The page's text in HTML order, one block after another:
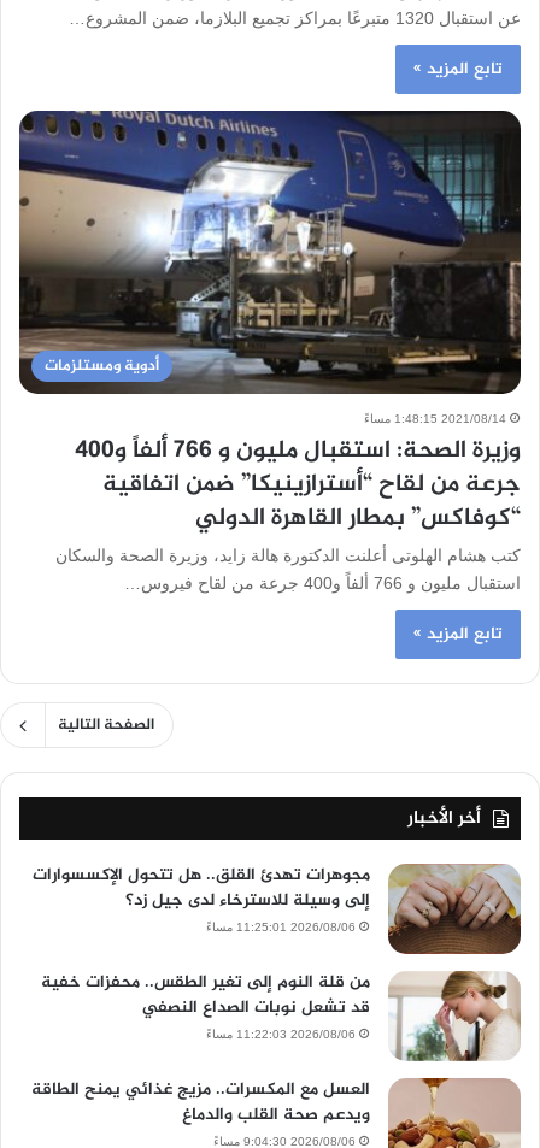
عن استقبال 1320 متبرعًا بمراكز تجميع البلازما، ضمن المشروع…
تابع المزيد »
أدوية ومستلزمات
2021/08/14 1:48:15 مساءً
وزيرة الصحة: استقبال مليون و 766 ألفاً و400
جرعة من لقاح “أسترازينيكا” ضمن اتفاقية
“كوفاكس” بمطار القاهرة الدولي
كتب هشام الهلوتى أعلنت الدكتورة هالة زايد، وزيرة الصحة والسكان
استقبال مليون و 766 ألفاً و400 جرعة من لقاح فيروس…
تابع المزيد »
الصفحة التالية
أخر الأخبار
مجوهرات تهدئ القلق.. هل تتحول الإكسسوارات
إلى وسيلة للاسترخاء لدى جيل زد؟
2026/08/06 11:25:01 مساءً
من قلة النوم إلى تغير الطقس.. محفزات خفية
قد تشعل نوبات الصداع النصفي
2026/08/06 11:22:03 مساءً
العسل مع المكسرات.. مزيج غذائي يمنح الطاقة
ويدعم صحة القلب والدماغ
2026/08/06 9:04:30 مساءً